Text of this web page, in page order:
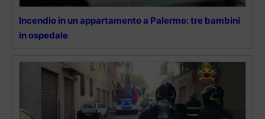
Incendio in un appartamento a Palermo: tre bambini
in ospedale